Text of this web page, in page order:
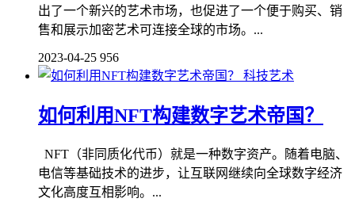
出了一个新兴的艺术市场，也促进了一个便于购买、销
售和展示加密艺术可连接全球的市场。...
2023-04-25 956
科技艺术
如何利用NFT构建数字艺术帝国？
NFT（非同质化代币）就是一种数字资产。随着电脑、
电信等基础技术的进步，让互联网继续向全球数字经济
文化高度互相影响。...